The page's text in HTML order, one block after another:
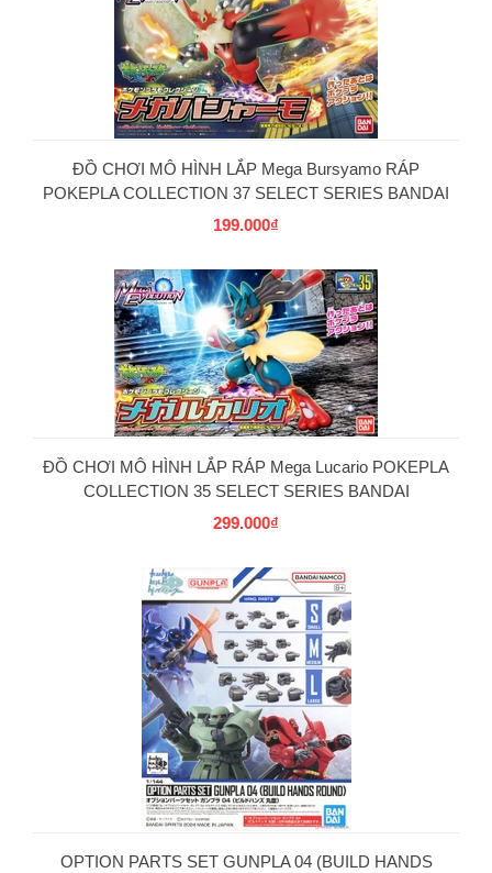
ĐỒ CHƠI MÔ HÌNH LẮP Mega Bursyamo RÁP
POKEPLA COLLECTION 37 SELECT SERIES BANDAI
199.000₫
ĐỒ CHƠI MÔ HÌNH LẮP RÁP Mega Lucario POKEPLA
COLLECTION 35 SELECT SERIES BANDAI
299.000₫
OPTION PARTS SET GUNPLA 04 (BUILD HANDS